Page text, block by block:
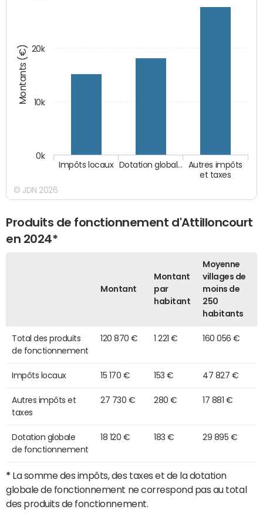
Montants (€)
Autres impôts
et taxes
Dotation global…
Impôts locaux
0k
10k
20k
© JDN 2026
Produits de fonctionnement d'Attilloncourt
en 2024*
Montant
Montant
par
habitant
Moyenne
villages de
moins de
250
habitants
Total des produits
de fonctionnement
120 870 € 1 221 € 160 056 €
Impôts locaux 15 170 € 153 € 47 827 €
Autres impôts et
taxes
27 730 € 280 € 17 881 €
Dotation globale
de fonctionnement
18 120 € 183 € 29 895 €
* La somme des impôts, des taxes et de la dotation
globale de fonctionnement ne correspond pas au total
des produits de fonctionnement.